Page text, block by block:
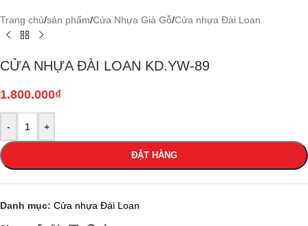
Trang chủ/sản phẩm/Cửa Nhựa Giả Gỗ/Cửa nhựa Đài Loan
CỬA NHỰA ĐÀI LOAN KD.YW-89
1.800.000₫
- +
ĐẶT HÀNG
Danh mục: Cửa nhựa Đài Loan